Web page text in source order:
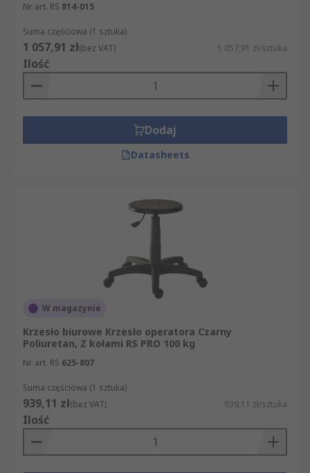
Nr art. RS 814-015
Suma częściowa (1 sztuka)
1 057,91 zł(bez VAT) 1 057,91 zł/sztuka
Ilość
Dodaj
Datasheets
W magazynie
Krzesło biurowe Krzesło operatora Czarny
Poliuretan, Z kołami RS PRO 100 kg
Nr art. RS 625-807
Suma częściowa (1 sztuka)
939,11 zł(bez VAT) 939,11 zł/sztuka
Ilość